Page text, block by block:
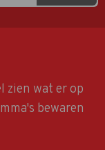
zien wat er op
bewaren